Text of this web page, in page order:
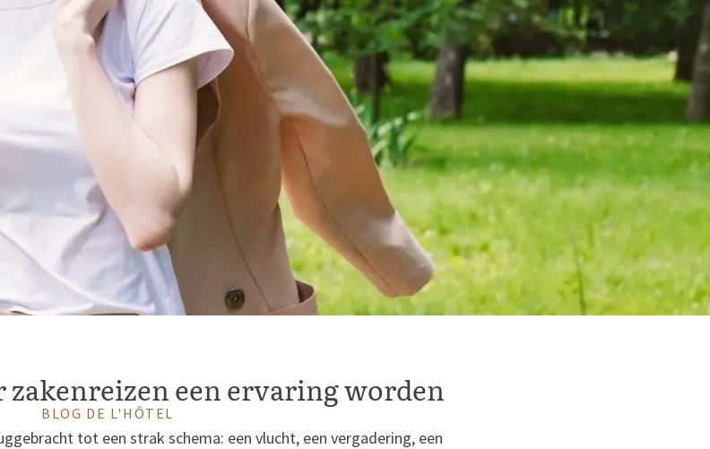
een ervaring worden
BLOG DE L'HÔTEL
tot een strak schema: een vlucht, een vergadering, een